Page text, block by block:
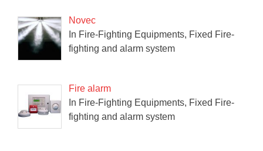
Novec
In Fire-Fighting Equipments, Fixed Fire-
fighting and alarm system
Fire alarm
In Fire-Fighting Equipments, Fixed Fire-
fighting and alarm system